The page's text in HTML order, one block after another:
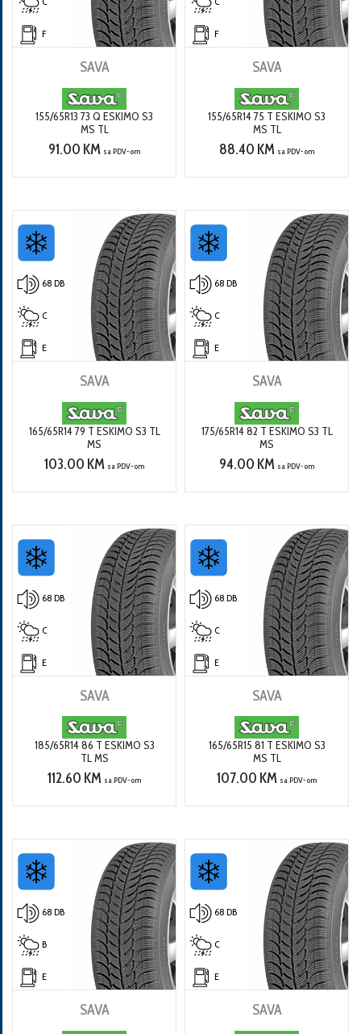
F
SAVA
155/65R13 73 Q ESKIMO S3
MS TL
91.00 KM sa PDV-om
F
SAVA
155/65R14 75 T ESKIMO S3
MS TL
88.40 KM sa PDV-om
68 DB
C
E
SAVA
165/65R14 79 T ESKIMO S3 TL
MS
103.00 KM sa PDV-om
68 DB
C
E
SAVA
175/65R14 82 T ESKIMO S3 TL
MS
94.00 KM sa PDV-om
68 DB
C
E
SAVA
185/65R14 86 T ESKIMO S3
TL MS
112.60 KM sa PDV-om
68 DB
C
E
SAVA
165/65R15 81 T ESKIMO S3
MS TL
107.00 KM sa PDV-om
68 DB
B
E
SAVA
68 DB
C
E
SAVA